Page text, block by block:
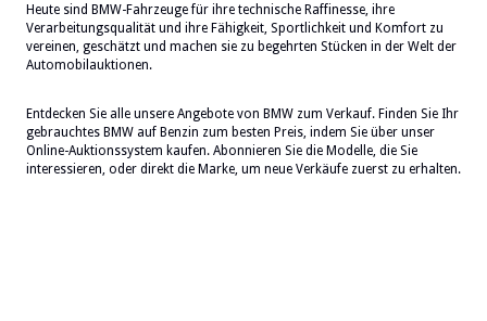
Heute sind BMW-Fahrzeuge für ihre technische Raffinesse, ihre
Verarbeitungsqualität und ihre Fähigkeit, Sportlichkeit und Komfort zu
vereinen, geschätzt und machen sie zu begehrten Stücken in der Welt der
Automobilauktionen.
Entdecken Sie alle unsere Angebote von BMW zum Verkauf. Finden Sie Ihr
gebrauchtes BMW auf Benzin zum besten Preis, indem Sie über unser
Online-Auktionssystem kaufen. Abonnieren Sie die Modelle, die Sie
interessieren, oder direkt die Marke, um neue Verkäufe zuerst zu erhalten.